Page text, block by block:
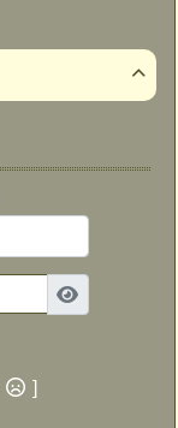

]